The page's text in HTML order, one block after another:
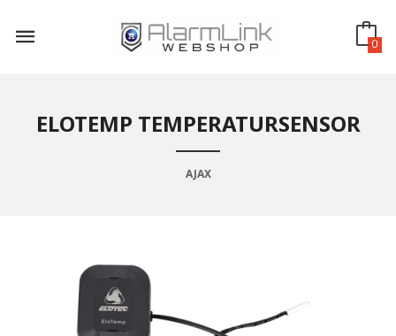
innholdet
0
ELOTEMP TEMPERATURSENSOR
AJAX